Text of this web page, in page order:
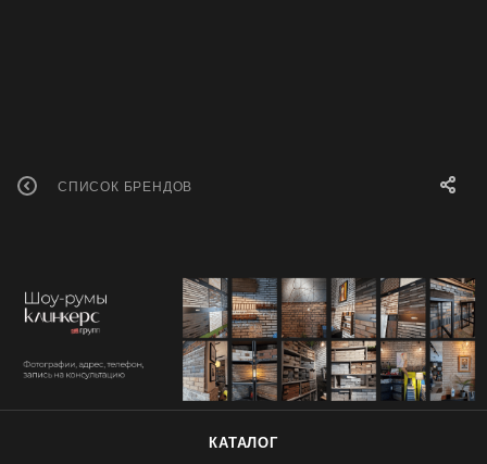
СПИСОК БРЕНДОВ
КАТАЛОГ